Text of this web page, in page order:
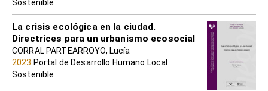
Sostenible
La crisis ecológica en la ciudad.
Directrices para un urbanismo ecosocial
CORRAL PARTEARROYO, Lucía
2023 Portal de Desarrollo Humano Local
Sostenible